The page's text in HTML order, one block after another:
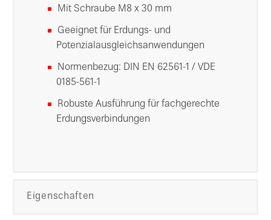
Mit Schraube M8 x 30 mm
Geeignet für Erdungs- und
Potenzialausgleichsanwendungen
Normenbezug: DIN EN 62561-1 / VDE
0185-561-1
Robuste Ausführung für fachgerechte
Erdungsverbindungen
Eigenschaften